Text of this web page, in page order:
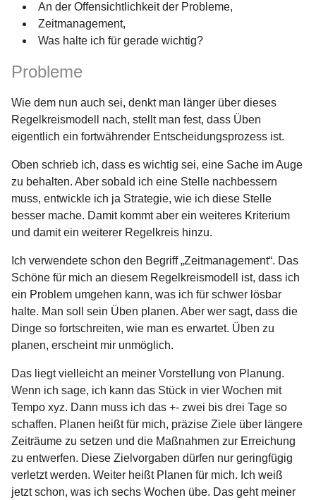
An der Offensichtlichkeit der Probleme,
Zeitmanagement,
Was halte ich für gerade wichtig?
Probleme
Wie dem nun auch sei, denkt man länger über dieses
Regelkreismodell nach, stellt man fest, dass Üben
eigentlich ein fortwährender Entscheidungsprozess ist.
Oben schrieb ich, dass es wichtig sei, eine Sache im Auge
zu behalten. Aber sobald ich eine Stelle nachbessern
muss, entwickle ich ja Strategie, wie ich diese Stelle
besser mache. Damit kommt aber ein weiteres Kriterium
und damit ein weiterer Regelkreis hinzu.
Ich verwendete schon den Begriff „Zeitmanagement“. Das
Schöne für mich an diesem Regelkreismodell ist, dass ich
ein Problem umgehen kann, was ich für schwer lösbar
halte. Man soll sein Üben planen. Aber wer sagt, dass die
Dinge so fortschreiten, wie man es erwartet. Üben zu
planen, erscheint mir unmöglich.
Das liegt vielleicht an meiner Vorstellung von Planung.
Wenn ich sage, ich kann das Stück in vier Wochen mit
Tempo xyz. Dann muss ich das +- zwei bis drei Tage so
schaffen. Planen heißt für mich, präzise Ziele über längere
Zeiträume zu setzen und die Maßnahmen zur Erreichung
zu entwerfen. Diese Zielvorgaben dürfen nur geringfügig
verletzt werden. Weiter heißt Planen für mich. Ich weiß
jetzt schon, was ich sechs Wochen übe. Das geht meiner